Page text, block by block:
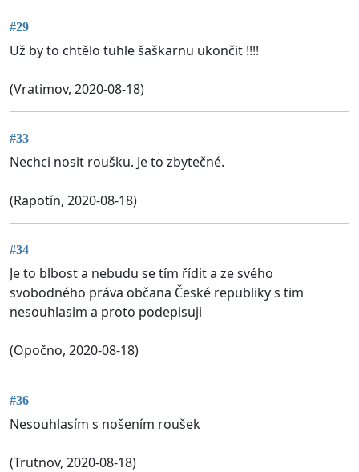
#29
Už by to chtělo tuhle šaškarnu ukončit !!!!
(Vratimov, 2020-08-18)
#33
Nechci nosit roušku. Je to zbytečné.
(Rapotín, 2020-08-18)
#34
Je to blbost a nebudu se tím řídit a ze svého
svobodného práva občana České republiky s tim
nesouhlasim a proto podepisuji
(Opočno, 2020-08-18)
#36
Nesouhlasím s nošením roušek
(Trutnov, 2020-08-18)